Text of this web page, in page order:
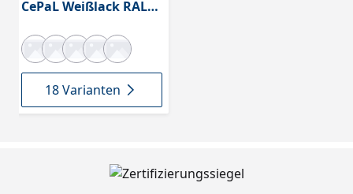
CePaL Weißlack RAL
18 Varianten